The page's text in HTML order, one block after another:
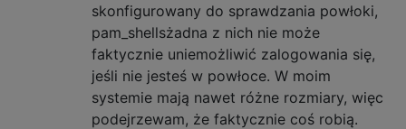
skonfigurowany do sprawdzania powłoki,
pam_shellsżadna z nich nie może
faktycznie uniemożliwić zalogowania się,
jeśli nie jesteś w powłoce. W moim
systemie mają nawet różne rozmiary, więc
podejrzewam, że faktycznie coś robią.